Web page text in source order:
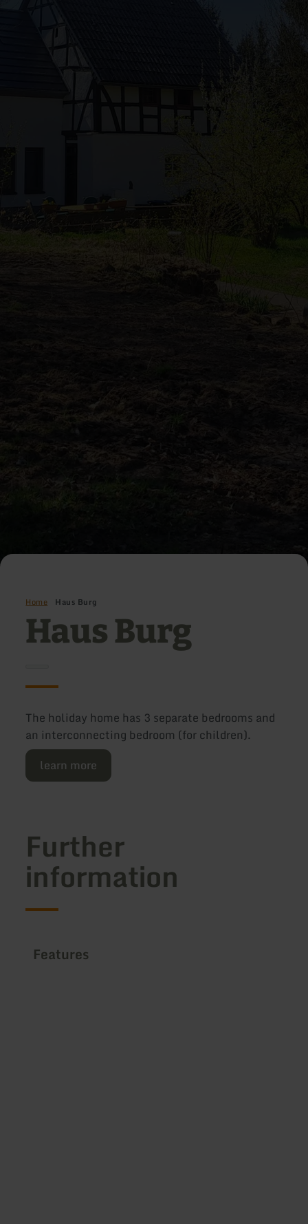
Home Haus Burg
Haus Burg
The holiday home has 3 separate bedrooms and
an interconnecting bedroom (for children).
learn more
Further
information
Features